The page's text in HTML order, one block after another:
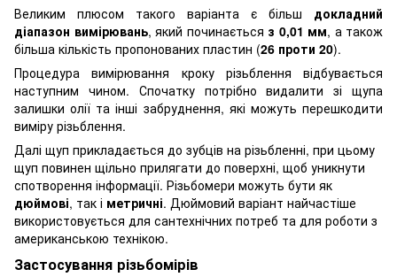
Великим плюсом такого варіанта є більш докладний
діапазон вимірювань, який починається з 0,01 мм, а також
більша кількість пропонованих пластин (26 проти 20).
Процедура вимірювання кроку різьблення відбувається
наступним чином. Спочатку потрібно видалити зі щупа
залишки олії та інші забруднення, які можуть перешкодити
виміру різьблення.
Далі щуп прикладається до зубців на різьбленні, при цьому
щуп повинен щільно прилягати до поверхні, щоб уникнути
спотворення інформації. Різьбомери можуть бути як
дюймові, так і метричні. Дюймовий варіант найчастіше
використовується для сантехнічних потреб та для роботи з
американською технікою.
Застосування різьбомірів